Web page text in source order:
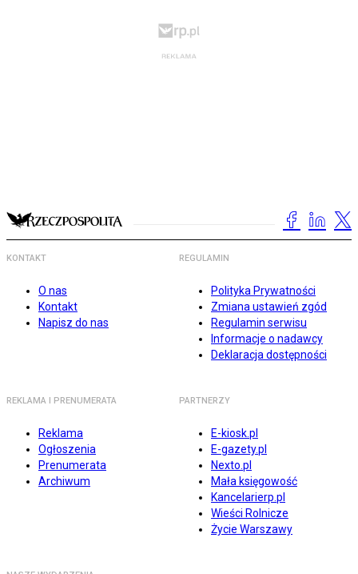
KONTAKT
O nas
Kontakt
Napisz do nas
REGULAMIN
Polityka Prywatności
Zmiana ustawień zgód
Regulamin serwisu
Informacje o nadawcy
Deklaracja dostępności
REKLAMA I PRENUMERATA
Reklama
Ogłoszenia
Prenumerata
Archiwum
PARTNERZY
E-kiosk.pl
E-gazety.pl
Nexto.pl
Mała księgowość
Kancelarierp.pl
Wieści Rolnicze
Życie Warszawy